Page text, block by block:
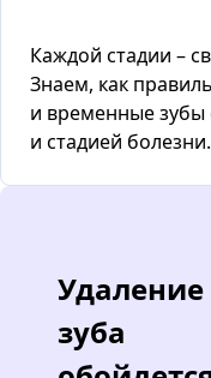
Каждой стадии –
Знаем, как
и временные зубы
и стадией болезни.
Удаление
зуба